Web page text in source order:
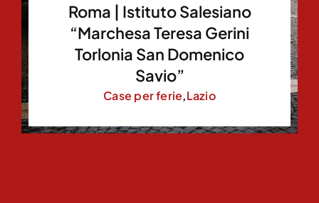
Roma | Istituto Salesiano
“Marchesa Teresa Gerini
Torlonia San Domenico
Savio”
Case per ferie,Lazio